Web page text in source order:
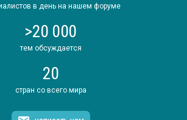
в день на нашем форуме
>20 000
тем обсуждается
20
стран со всего мира